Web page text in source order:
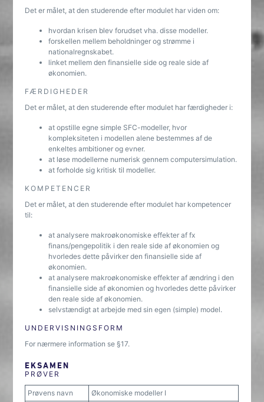
Det er målet, at den studerende efter modulet har viden om:
hvordan krisen blev forudset vha. disse modeller.
forskellen mellem beholdninger og strømme i
nationalregnskabet.
linket mellem den finansielle side og reale side af
økonomien.
FÆRDIGHEDER
Det er målet, at den studerende efter modulet har færdigheder i:
at opstille egne simple SFC-modeller, hvor
kompleksiteten i modellen alene bestemmes af de
enkeltes ambitioner og evner.
at løse modellerne numerisk gennem computersimulation.
at forholde sig kritisk til modeller.
KOMPETENCER
Det er målet, at den studerende efter modulet har kompetencer
til:
at analysere makroøkonomiske effekter af fx
finans/pengepolitik i den reale side af økonomien og
hvorledes dette påvirker den finansielle side af
økonomien.
at analysere makroøkonomiske effekter af ændring i den
finansielle side af økonomien og hvorledes dette påvirker
den reale side af økonomien.
selvstændigt at arbejde med sin egen (simple) model.
UNDERVISNINGSFORM
For nærmere information se §17.
EKSAMEN
PRØVER
Prøvens navn
Økonomiske modeller I